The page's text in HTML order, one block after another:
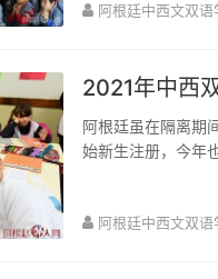
阿根廷中西文双语
2021年中西
阿根廷虽在隔离期
始新生注册，今年
阿根廷中西文双语